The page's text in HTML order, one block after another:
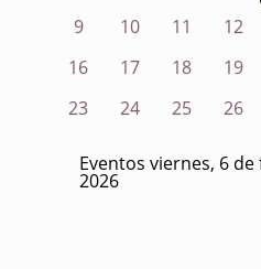
9
10 11 12
16
17 18 19
23
24 25 26
Eventos viernes, 6
2026